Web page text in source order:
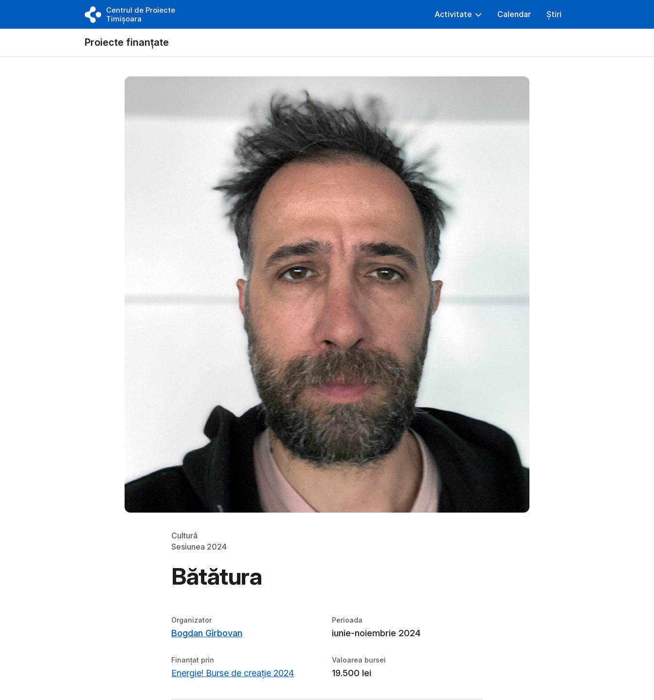
Centrul de Proiecte
Timișoara
Activitate Calendar Știri
Proiecte finanțate
Cultură
Sesiunea 2024
Bătătura
Organizator
Bogdan Gîrbovan
Perioada
iunie-noiembrie 2024
Finanțat prin
Energie! Burse de creație 2024
Valoarea bursei
19.500 lei